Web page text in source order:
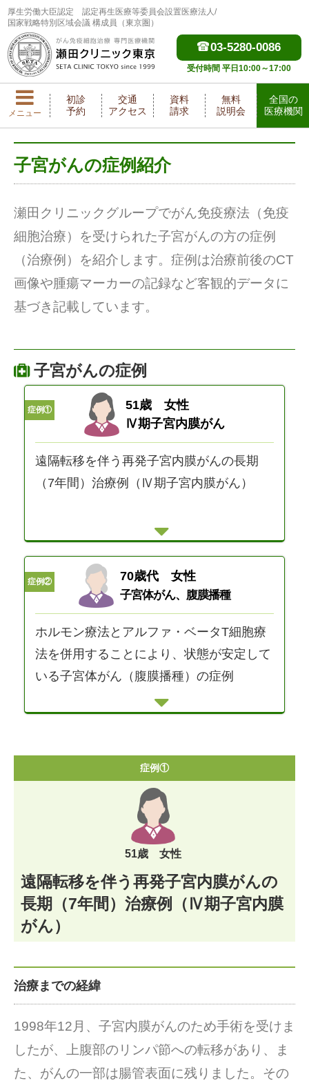
厚生労働大臣認定
認定再生医療等委員会設置医療法人/
国家戦略特別区域会議 構成員（東京圏）
03-5280-0086
受付時間 平日10:00～17:00
メニュー
初診
予約
交通
アクセス
資料
請求
無料
説明会
全国の
医療機関
子宮がんの症例紹介
瀬田クリニックグループでがん免疫療法（免疫
細胞治療）を受けられた子宮がんの方の症例
（治療例）を紹介します。症例は治療前後のCT
画像や腫瘍マーカーの記録など客観的データに
基づき記載しています。
子宮がんの症例
症例①
51歳 女性
Ⅳ期子宮内膜がん
遠隔転移を伴う再発子宮内膜がんの長期
（7年間）治療例（Ⅳ期子宮内膜がん）
症例② 70歳代 女性
子宮体がん、腹膜播種
ホルモン療法とアルファ・ベータT細胞療
法を併用することにより、状態が安定して
いる子宮体がん（腹膜播種）の症例
症例①
51歳 女性
遠隔転移を伴う再発子宮内膜がんの
長期（7年間）治療例（Ⅳ期子宮内膜
がん）
治療までの経緯
1998年12月、子宮内膜がんのため手術を受けま
したが、上腹部のリンパ節への転移があり、ま
た、がんの一部は腸管表面に残りました。その